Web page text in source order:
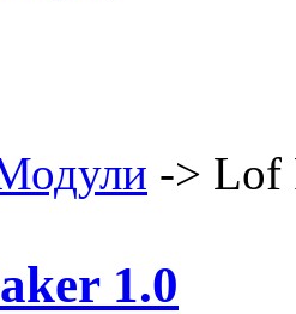
-> Lof
1.0